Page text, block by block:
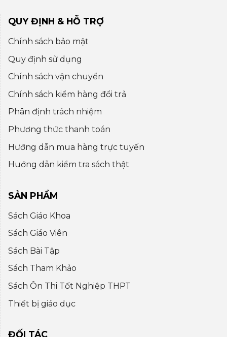
QUY ĐỊNH & HỖ TRỢ
Chính sách bảo mật
Quy định sử dụng
Chính sách vận chuyển
Chính sách kiểm hàng đổi trả
Phân định trách nhiệm
Phương thức thanh toán
Hướng dẫn mua hàng trực tuyến
Huớng dẫn kiểm tra sách thật
SẢN PHẨM
Sách Giáo Khoa
Sách Giáo Viên
Sách Bài Tập
Sách Tham Khảo
Sách Ôn Thi Tốt Nghiệp THPT
Thiết bị giáo dục
ĐỐI TÁC